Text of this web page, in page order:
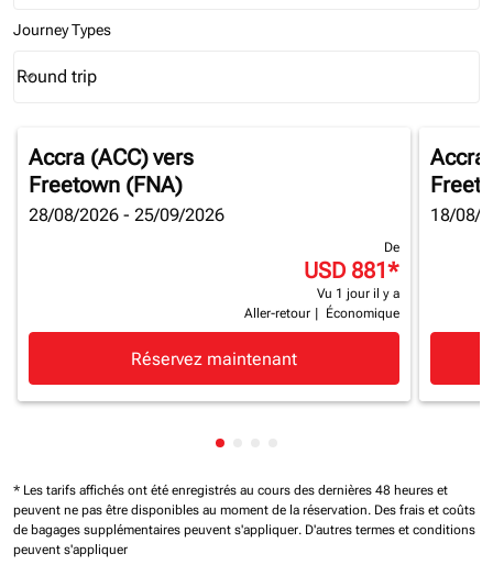
Journey Types
Journey Types option Round trip Selected
Round trip
keyboard_arrow_down
Accra (ACC)vers
Freetown (FNA)
28/08/2026 - 25/09/2026
De
USD 881*
Vu 1 jour il y a
Aller-retour
Économique
Réservez maintenant
Accra
18/08/
Affichage de cmp-pagination-
* Les tarifs affichés ont été enregistrés au cours des dernières 48 heures et
peuvent ne pas être disponibles au moment de la réservation. Des frais et coûts
de bagages supplémentaires peuvent s'appliquer. D'autres termes et conditions
peuvent s'appliquer